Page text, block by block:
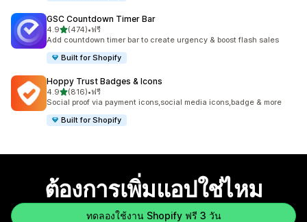
GSC Countdown Timer Bar
4.9เต็ม 5 ดาว
(474)
ทั้งหมด 474 รีวิว
•ฟรี
Add countdown timer bar to create urgency & boost flash sales
Built for Shopify
Hoppy Trust Badges & Icons
4.9เต็ม 5 ดาว
(816)
ทั้งหมด 816 รีวิว
•ฟรี
Social proof via payment icons,social media icons,badge & more
Built for Shopify
ต้องการเพิ่มแอปใช่ไหม
ทดลองใช้งาน Shopify ฟรี 3 วัน